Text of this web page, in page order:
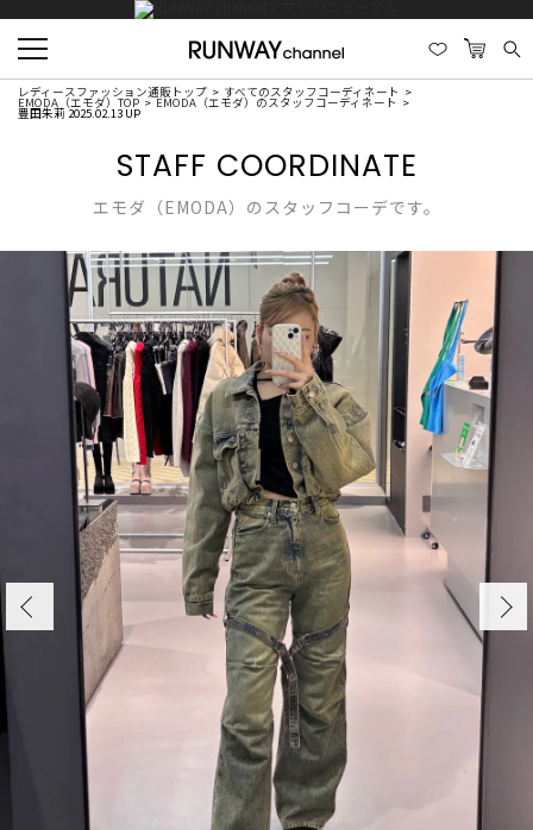
レディースファッション通販トップ すべてのスタッフコーディネート
EMODA（エモダ）TOP EMODA（エモダ）のスタッフコーディネート
豊田朱莉 2025.02.13 UP
STAFF COORDINATE
エモダ（EMODA）のスタッフコーデです。